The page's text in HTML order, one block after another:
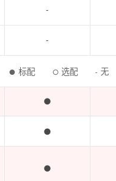
● 标配 ○ 选配 - 无
-
-
●
●
●